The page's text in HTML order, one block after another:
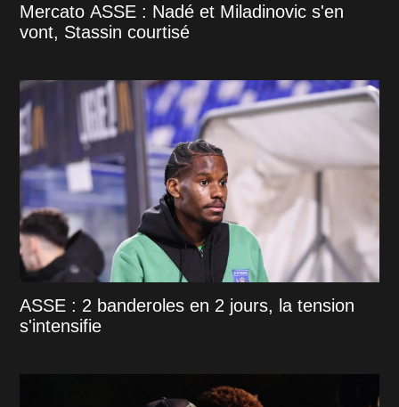
Mercato ASSE : Nadé et Miladinovic s'en
vont, Stassin courtisé
ASSE : 2 banderoles en 2 jours, la tension
s'intensifie